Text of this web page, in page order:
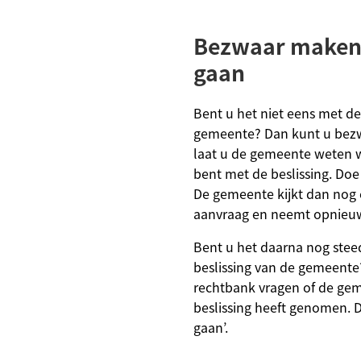
Bezwaar
gaan
Bent u het niet eens met
gemeente? Dan kunt u
laat u de gemeente weten
bent met de beslissing.
De gemeente kijkt dan
aanvraag en neemt
Bent u het daarna nog
beslissing van de
rechtbank vragen of de
beslissing heeft genomen.
gaan’.